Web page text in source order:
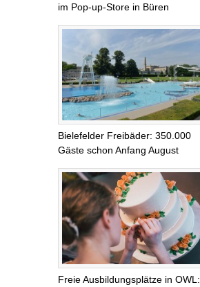
im Pop-up-Store in Büren
Bielefelder Freibäder: 350.000
Gäste schon Anfang August
Freie Ausbildungsplätze in OWL: